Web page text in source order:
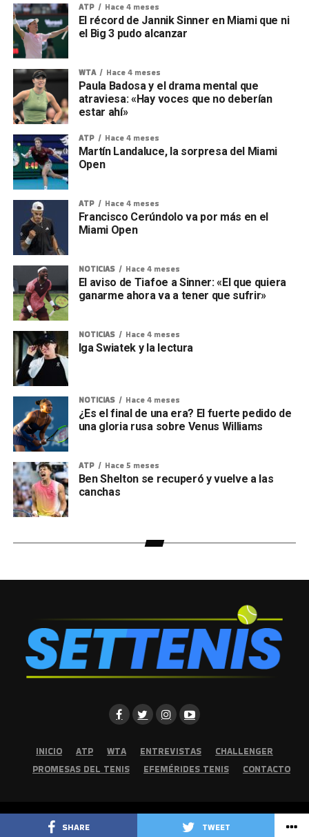
SHARE TWEET
ATP Hace 4 meses
El récord de Jannik Sinner en Miami que ni
el Big 3 pudo alcanzar
WTA Hace 4 meses
Paula Badosa y el drama mental que
atraviesa: «Hay voces que no deberían
estar ahí»
ATP Hace 4 meses
Martín Landaluce, la sorpresa del Miami
Open
ATP Hace 4 meses
Francisco Cerúndolo va por más en el
Miami Open
NOTICIAS Hace 4 meses
El aviso de Tiafoe a Sinner: «El que quiera
ganarme ahora va a tener que sufrir»
NOTICIAS Hace 4 meses
Iga Swiatek y la lectura
NOTICIAS Hace 4 meses
¿Es el final de una era? El fuerte pedido de
una gloria rusa sobre Venus Williams
ATP Hace 5 meses
Ben Shelton se recuperó y vuelve a las
canchas
INICIO ATP WTA ENTREVISTAS
CHALLENGER
PROMESAS DEL TENIS
EFEMÉRIDES TENIS CONTACTO
Copyright © 2026 | Set Tenis | Todos los derechos reservados